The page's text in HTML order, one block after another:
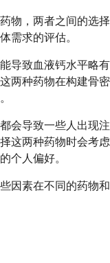
物，两者之间的选择
需求的评估。
导致血液钙水平略有
两种药物在构建骨密
会导致一些人出现注
这两种药物时会考虑
个人偏好。
因素在不同的药物和